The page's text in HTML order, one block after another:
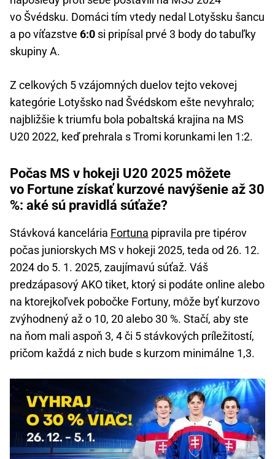
vo Švédsku. Domáci tím vtedy nedal Lotyšsku šancu
a po víťazstve 6:0 si pripísal prvé 3 body do tabuľky
skupiny A.
Z celkových 5 vzájomných duelov tejto vekovej
kategórie Lotyšsko nad Švédskom ešte nevyhralo;
najbližšie k triumfu bola pobaltská krajina na MS
U20 2022, keď prehrala s Tromi korunkami len 1:2.
Počas MS v hokeji U20 2025 môžete
vo Fortune získať kurzové navýšenie až 30
%: aké sú pravidlá súťaže?
Stávková kancelária Fortuna pipravila pre tipérov
počas juniorskych MS v hokeji 2025, teda od 26. 12.
2024 do 5. 1. 2025, zaujímavú súťaž. Váš
predzápasový AKO tiket, ktorý si podáte online alebo
na ktorejkoľvek pobočke Fortuny, môže byť kurzovo
zvýhodnený až o 10, 20 alebo 30 %. Stačí, aby ste
na ňom mali aspoň 3, 4 či 5 stávkových príležitostí,
pričom každá z nich bude s kurzom minimálne 1,3.